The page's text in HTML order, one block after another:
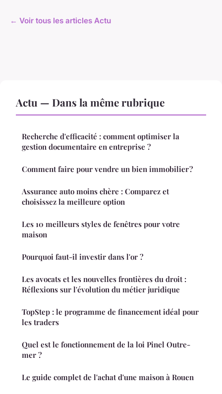
← Voir tous les articles Actu
Actu — Dans la même rubrique
Recherche d'efficacité : comment optimiser la
gestion documentaire en entreprise ?
Comment faire pour vendre un bien immobilier ?
Assurance auto moins chère : Comparez et
choisissez la meilleure option
Les 10 meilleurs styles de fenêtres pour votre
maison
Pourquoi faut-il investir dans l'or ?
Les avocats et les nouvelles frontières du droit :
Réflexions sur l'évolution du métier juridique
TopStep : le programme de financement idéal pour
les traders
Quel est le fonctionnement de la loi Pinel Outre-
mer ?
Le guide complet de l'achat d'une maison à Rouen